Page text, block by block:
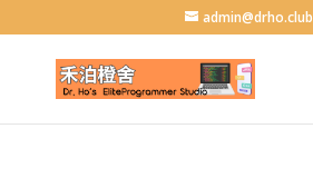
admin@drho.club